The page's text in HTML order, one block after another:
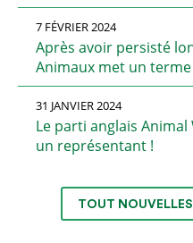
7 FÉVRIER 2024
Après avoir persisté
Animaux met un
31 JANVIER 2024
Le parti anglais
un représentant !
TOUT